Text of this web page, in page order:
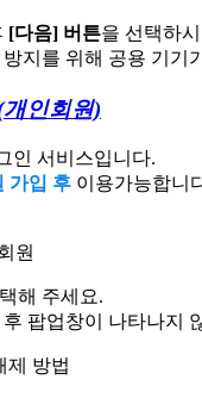
[다음] 버튼을 선택하
지를 위해 공용 기기
인회원)
인 서비스입니다.
가입 후 이용가능합니
원
해 주세요.
팝업창이 나타나지
제 방법